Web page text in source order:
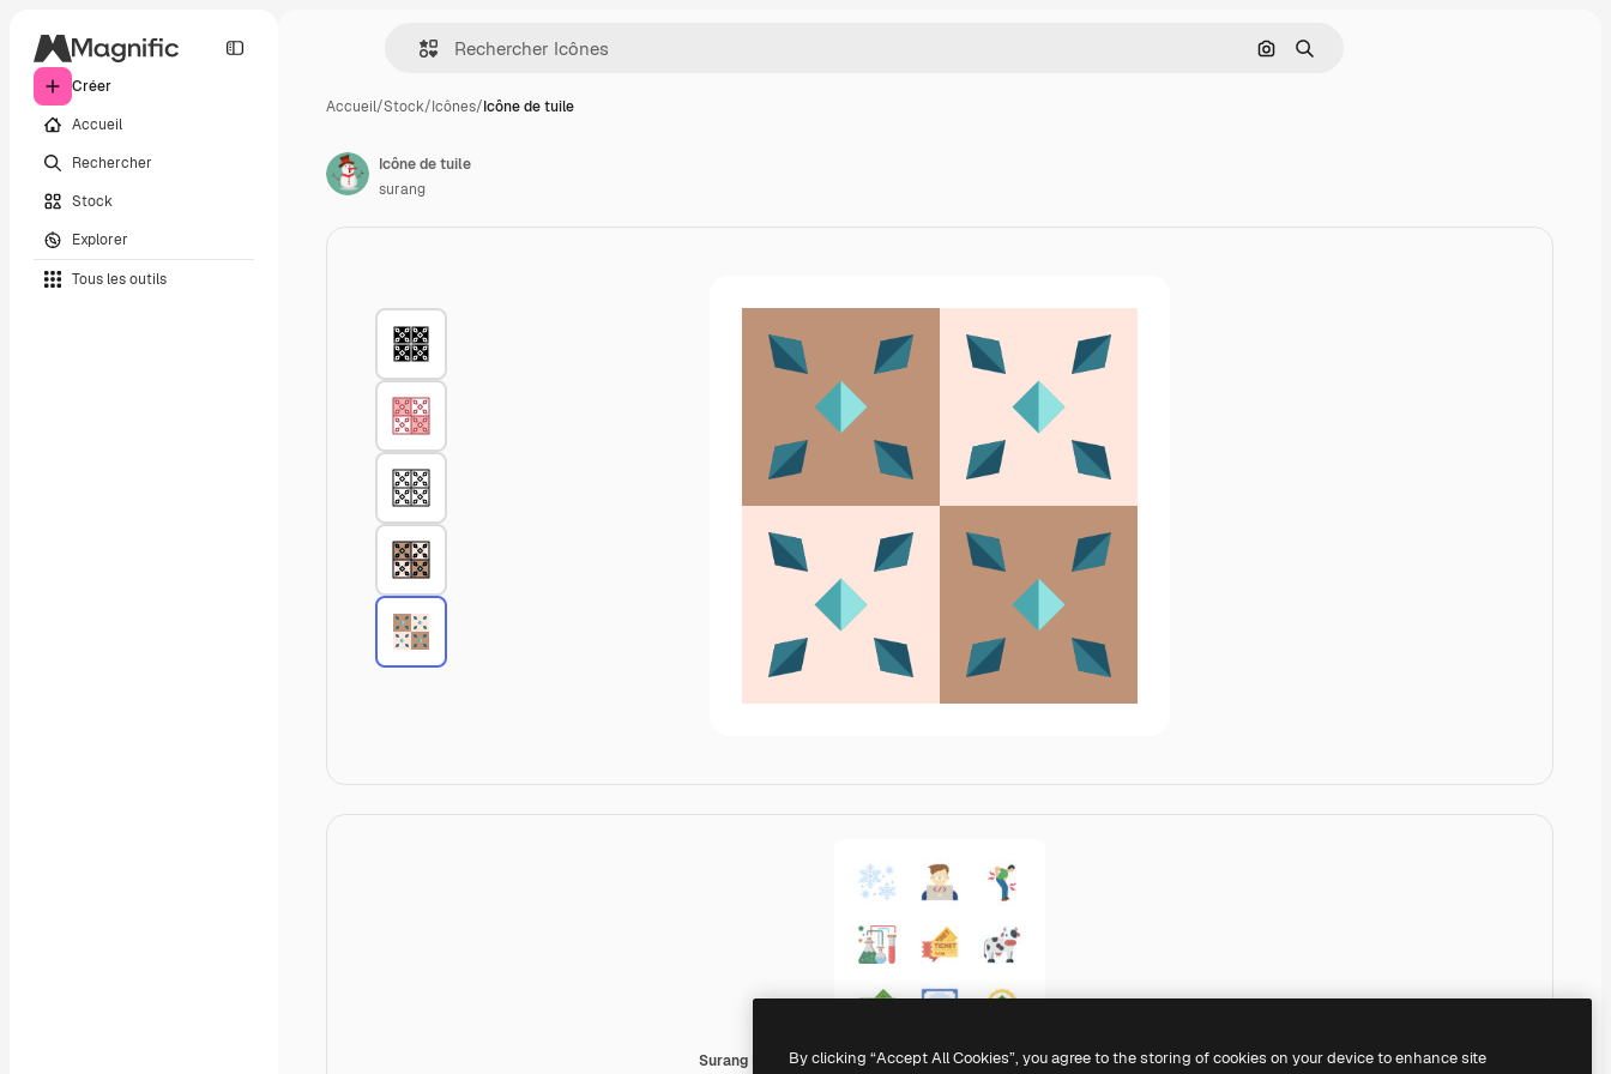
Créer
Accueil
Rechercher
Stock
Explorer
Tous les outils
Rechercher par image
Rechercher
Accueil/Stock/Icônes/Icône de tuile
Surang Flat
Icône de tuile
surang
By clicking “Accept All Cookies”, you agree to the storing of cookies on your device to enhance site